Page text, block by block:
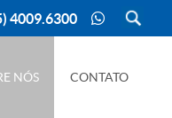
4009.6300
NÓS CONTATO